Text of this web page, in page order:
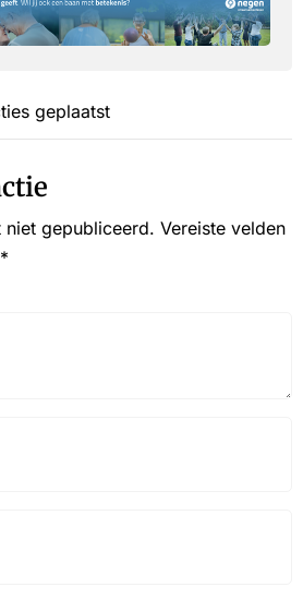
geplaatst
gepubliceerd. Vereiste velden
*